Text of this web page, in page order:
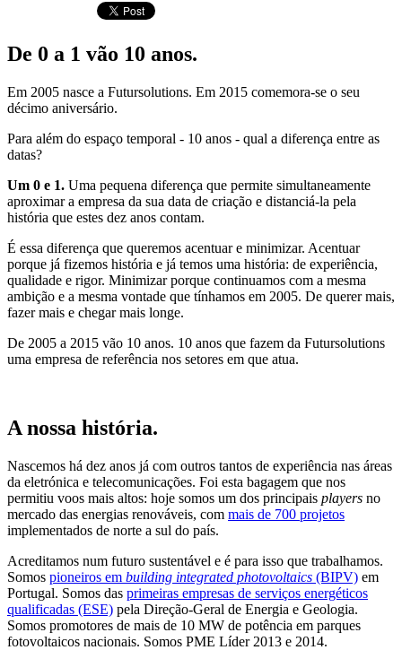
De 0 a 1 vão 10 anos.
Em 2005 nasce a Futursolutions. Em 2015 comemora-se o seu
décimo aniversário.
Para além do espaço temporal - 10 anos - qual a diferença entre as
datas?
Um 0 e 1. Uma pequena diferença que permite simultaneamente
aproximar a empresa da sua data de criação e distanciá-la pela
história que estes dez anos contam.
É essa diferença que queremos acentuar e minimizar. Acentuar
porque já fizemos história e já temos uma história: de experiência,
qualidade e rigor. Minimizar porque continuamos com a mesma
ambição e a mesma vontade que tínhamos em 2005. De querer mais,
fazer mais e chegar mais longe.
De 2005 a 2015 vão 10 anos. 10 anos que fazem da Futursolutions
uma empresa de referência nos setores em que atua.
A nossa história.
Nascemos há dez anos já com outros tantos de experiência nas áreas
da eletrónica e telecomunicações. Foi esta bagagem que nos
permitiu voos mais altos: hoje somos um dos principais players no
mercado das energias renováveis, com mais de 700 projetos
implementados de norte a sul do país.
Acreditamos num futuro sustentável e é para isso que trabalhamos.
Somos pioneiros em building integrated photovoltaics (BIPV) em
Portugal. Somos das primeiras empresas de serviços energéticos
qualificadas (ESE) pela Direção-Geral de Energia e Geologia.
Somos promotores de mais de 10 MW de potência em parques
fotovoltaicos nacionais. Somos PME Líder 2013 e 2014.